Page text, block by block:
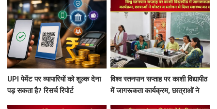
पूरी डिटेल
UPI पेमेंट पर व्यापारियों को शुल्क देना
पड़ सकता है? रिसर्च रिपोर्ट
विश्व स्तनपान सप्ताह पर काशी विद्यापीठ
में जागरूकता कार्यक्रम, छात्राओं ने